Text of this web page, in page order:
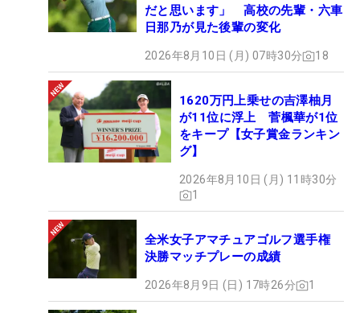
だと思います」 高校の先輩・六車
日那乃が見た後輩の変化
2026年8月10日 (月) 07時30分 18
1620万円上乗せの吉澤柚月
が11位に浮上 菅楓華が1位
をキープ【女子賞金ランキン
グ】
2026年8月10日 (月) 11時30分
1
全米女子アマチュアゴルフ選手権
決勝マッチプレーの成績
2026年8月9日 (日) 17時26分 1